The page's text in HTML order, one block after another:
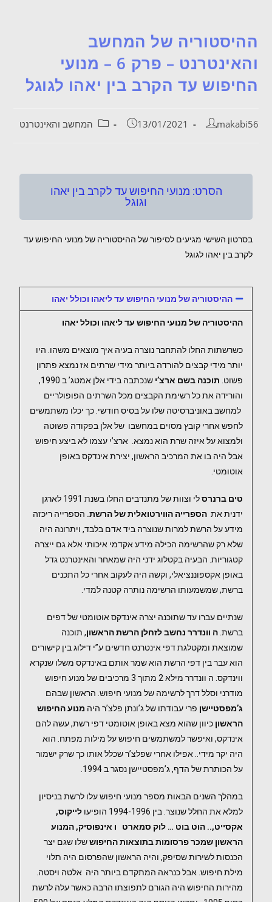
ההיסטוריה של המחשב
והאינטרנט – פרק 6 – מנועי
החיפוש עד הקרב בין יאהו לגוגל
makabi56
13/01/2021 המחשב והאינטרנט
הסרט: מנועי החיפוש עד לקרב בין יאהו
וגוגל
בסרטון השישי מגיעים לסיפור של ההיסטוריה של מנועי החיפוש עד
לקרב בין יאהו לגוגל
ההיסטוריה של מנועי החיפוש עד ליאהו וכולל יאהו
ההיסטוריה של מנועי החיפוש עד ליאהו וכולל יאהו
כשרשתות החלו להתחבר נוצרה בעיה איך מוצאים משהו. היו
יותר מידי קבצים להורדה ביותר מידי שרתים אז נמצא פתרון
פשוט. תוכנה בשם ארצ’י
שנכתבה בידי אלן אמטג’ ב 1990,
והורידה את כל רשימת הקבצים מכל השרתים הפופולריים
למחשב באוניברסיטה שלו על בסיס חודשי. כך יכלו משתמשים
לחפש אחרי קובץ מסוים במחשבו של אלן בפקודה פשוטה
ולמצוא על איזה שרת הוא נמצא. ארצ’י עצמו לא ביצע חיפוש
אבל היה בו את המרכיב הראשון, יצירת אינדקס באופן
אוטומטי.
טים ברנרס
לי וצוות של מתנדבים החלו בשנת 1991 לארגן
ידנית אתהספרייה הווירטואלית של הרשת. הספרייה ריכזה
מידע על הרשת למרות שנוצרה ביד אדם בלבד, ויתרונה היה
שלא רק שהרשימה הכילה מידע אקדמי איכותי אלא גם ייצרה
קטגוריות. הבעיה בקטלוג ידני היה שמאחר והאינטרנט גדל
באופן אקספוננציאלי, וקשה היה לעקוב אחרי כל התכנים
ברשת, שמשמעותו הרשימה נותרה קטנה למדי.
שנתיים עברו עד שתוכנה יצרה אינדקס אוטומטי של דפים
ברשת.ה וונדרר נחשב לזחלן הרשת הראשון, תוכנה
שמוצאת ומקטלגת דפי אינטרנט חדשים ע”י דילוג בין קישורים
הוא עבר בין דפי הרשת הוא שמר אותם באינדקס משלו שנקרא
ווינדקס. ה וונדרר מילא 2 מתוך 3 מרכיבים של מנוע חיפוש
מודרני וסלל דרך לרשימה של מנועי חיפוש. הראשון שבהם
ג’מפסטיישן פרי עבודתו של ג’ונתן פלצ’ר היה מנוע החיפוש
הראשון כיוון שהוא מצא באופן אוטומטי דפי רשת, עשה להם
אינדקס, ואיפשר למשתמשים חיפוש על מילות מפתח. הוא
היה יקר מידי.. אפילו אחרי שפלצ’ר שכלל אותו כך שרק ישמור
על הכותרת של הדף, ג’מפסטיישן נסגר ב 1994.
במהלך השנים הבאות מספר מנועי חיפוש עלו לרשת בניסיון
למלא את החלל שנוצר. בין 1994-1996 הופיעו
לייקוס,
אקסייט,.. הוט בוט … לוק סמארט ו אינפוסיק, המנוע
הראשון שמכר פרסומות בתוצאות החיפוששלו שגם יצר
הכנסות לשירות שסיפק, והיה הראשון שהפרסום היה תלוי
מילת חיפוש. אבל כנראה המתקדם ביותר היה אלטה ויסטה.
מהירות החיפוש היה הגורם לתפוצתו הרבה כאשר עלה לרשת